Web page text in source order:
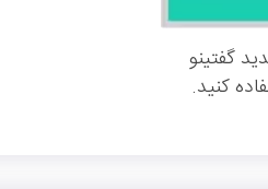
گفتینو
کنید.